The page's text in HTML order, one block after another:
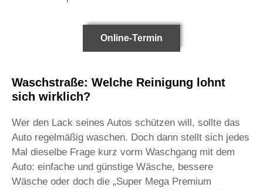
Online-Termin
Waschstraße: Welche Reinigung lohnt
sich wirklich?
Wer den Lack seines Autos schützen will, sollte das
Auto regelmäßig waschen. Doch dann stellt sich jedes
Mal dieselbe Frage kurz vorm Waschgang mit dem
Auto: einfache und günstige Wäsche, bessere
Wäsche oder doch die „Super Mega Premium